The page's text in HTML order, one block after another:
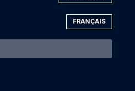
FRANÇAIS